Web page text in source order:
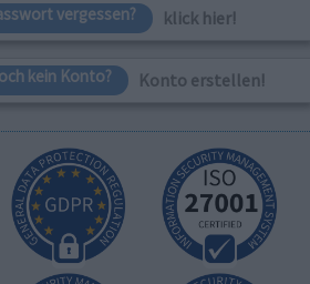
vergessen? klick hier!
kein Konto? Konto erstellen!